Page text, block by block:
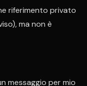
riferimento privato
ma non è
messaggio per mio